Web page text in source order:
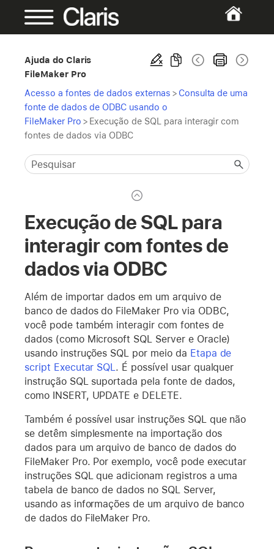
Ajuda do Claris
FileMaker Pro
Acesso a fontes de dados externas > Consulta de uma
fonte de dados de ODBC usando o
FileMaker Pro > Execução de SQL para interagir com
fontes de dados via ODBC
Execução de SQL para
interagir com fontes de
dados via ODBC
Além de importar dados em um arquivo de
banco de dados do FileMaker Pro via ODBC,
você pode também interagir com fontes de
dados (como Microsoft SQL Server e Oracle)
usando instruções SQL por meio da Etapa de
script Executar SQL. É possível usar qualquer
instrução SQL suportada pela fonte de dados,
como INSERT, UPDATE e DELETE.
Também é possível usar instruções SQL que não
se detêm simplesmente na importação dos
dados para um arquivo de banco de dados do
FileMaker Pro. Por exemplo, você pode executar
instruções SQL que adicionam registros a uma
tabela de banco de dados no SQL Server,
usando as informações de um arquivo de banco
de dados do FileMaker Pro.